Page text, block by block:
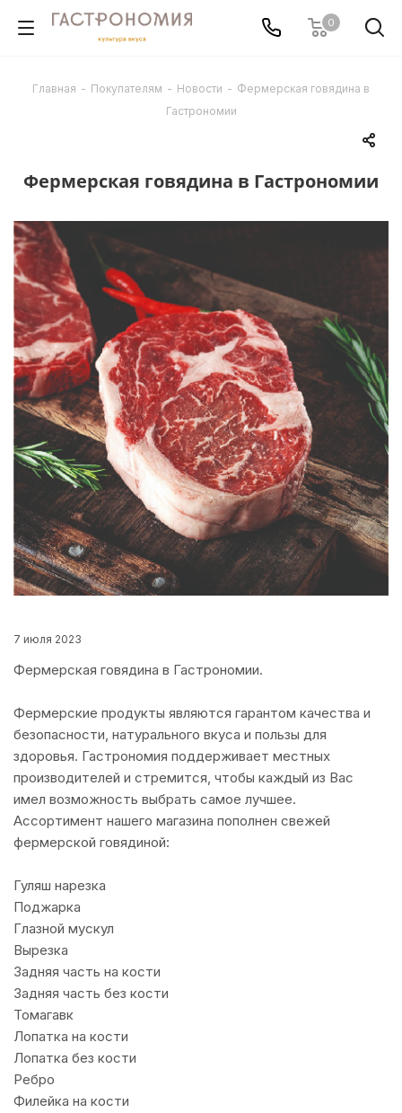
0
Главная - Покупателям - Новости - Фермерская говядина в
Гастрономии
Фермерская говядина в Гастрономии
7 июля 2023
Фермерская говядина в Гастрономии.
Фермерские продукты являются гарантом качества и
безопасности, натурального вкуса и пользы для
здоровья. Гастрономия поддерживает местных
производителей и стремится, чтобы каждый из Вас
имел возможность выбрать самое лучшее.
Ассортимент нашего магазина пополнен свежей
фермерской говядиной:
Гуляш нарезка
Поджарка
Глазной мускул
Вырезка
Задняя часть на кости
Задняя часть без кости
Томагавк
Лопатка на кости
Лопатка без кости
Ребро
Филейка на кости